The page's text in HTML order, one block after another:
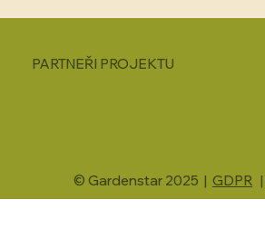
PARTNEŘI PROJEKTU
© Gardenstar 2025 | GDPR|